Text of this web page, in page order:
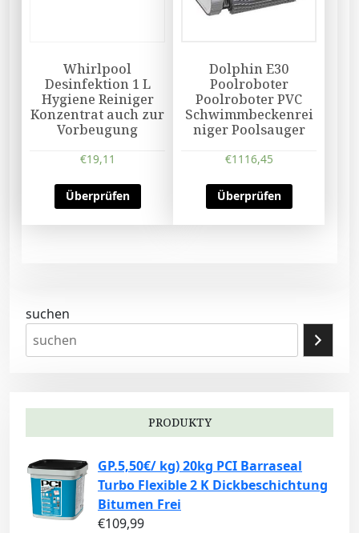
Whirlpool
Desinfektion 1 L
Hygiene Reiniger
Konzentrat auch zur
Vorbeugung
€19,11
Überprüfen
Dolphin E30
Poolroboter
Poolroboter PVC
Schwimmbeckenrei
niger Poolsauger
€1116,45
Überprüfen
suchen
PRODUKTY
GP.5,50€/ kg) 20kg PCI Barraseal
Turbo Flexible 2 K Dickbeschichtung
Bitumen Frei
€109,99